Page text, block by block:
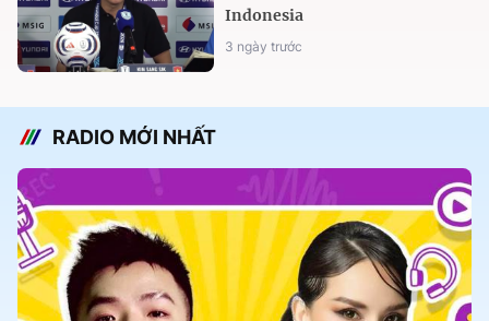
Indonesia
3 ngày trước
RADIO MỚI NHẤT